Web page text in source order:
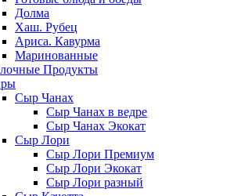
Долма
Хаш. Рубец
Ариса. Кавурма
Маринованные
Продукты
Сыр Чанах
Сыр Чанах в ведре
Сыр Чанах Экокат
Сыр Лори
Сыр Лори Премиум
Сыр Лори Экокат
Сыр Лори разный